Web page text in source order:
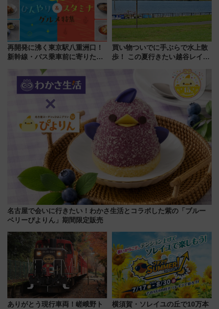
再開発に沸く東京駅八重洲口！
新幹線・バス乗車前に寄りたい
やり＆スタミナグルメ」6選【新
店舗も！】
買い物ついでに手ぶらで水上散
歩！ この夏行きたい越谷レイク
ア「LAKESIDE PARK」（埼玉
名古屋で会いに行きたい！わかさ生活とコラボした紫の「ブルー
ベリーぴよりん」期間限定販売
ありがとう現行車両！嵯峨野ト
横須賀・ソレイユの丘で10万本